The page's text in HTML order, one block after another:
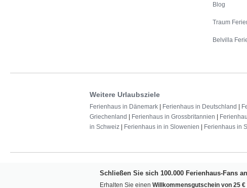
Blog
Traum
Belvilla
Weitere Urlaubsziele
Ferienhaus in Dänemark | Ferienhaus in Deutschland |
Griechenland | Ferienhaus in Grossbritannien |
in Schweiz | Ferienhaus in in Slowenien | Ferienhaus in
Schließen Sie sich 100.000 Ferienhaus-Fans an
Erhalten Sie einen Willkommensgutschein von 25 €